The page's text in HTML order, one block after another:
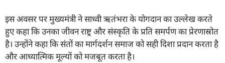
इस अवसर पर मुख्यमंत्री ने साध्वी ऋतंभरा के योगदान का उल्लेख करते
हुए कहा कि उनका जीवन राष्ट्र और संस्कृति के प्रति समर्पण का प्रेरणास्रोत
है। उन्होंने कहा कि संतों का मार्गदर्शन समाज को सही दिशा प्रदान करता है
और आध्यात्मिक मूल्यों को मजबूत करता है।